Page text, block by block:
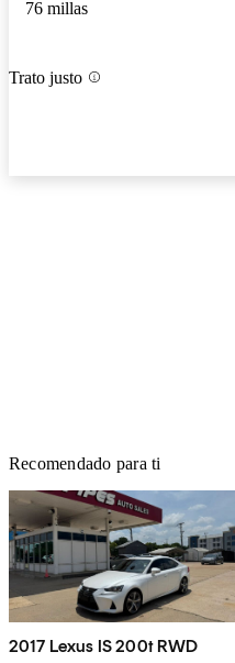
76 millas
Trato justo
Recomendado para ti
2017 Lexus IS 200t RWD